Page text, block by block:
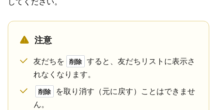
注意
友だちを 削除 すると、友だちリストに表示さ
れなくなります。
削除
を取り消す（元に戻す）ことはできませ
ん。